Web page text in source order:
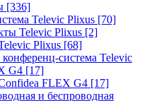
[336]
Televic Plixus [70]
Televic Plixus [2]
Plixus [68]
система Televic
G4 [17]
FLEX G4 [17]
и беспроводная